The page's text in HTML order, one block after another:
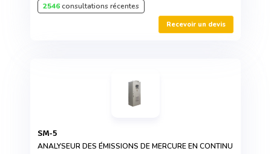
2546consultations récentes
Recevoir un devis
SM-5
ANALYSEUR DES ÉMISSIONS DE MERCURE EN CONTINU